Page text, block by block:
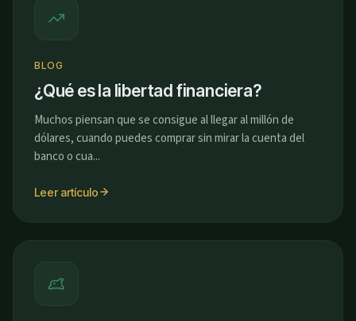
BLOG
¿Qué es la libertad financiera?
Muchos piensan que se consigue al llegar al millón de
dólares, cuando puedes comprar sin mirar la cuenta del
banco o cua...
Leer artículo